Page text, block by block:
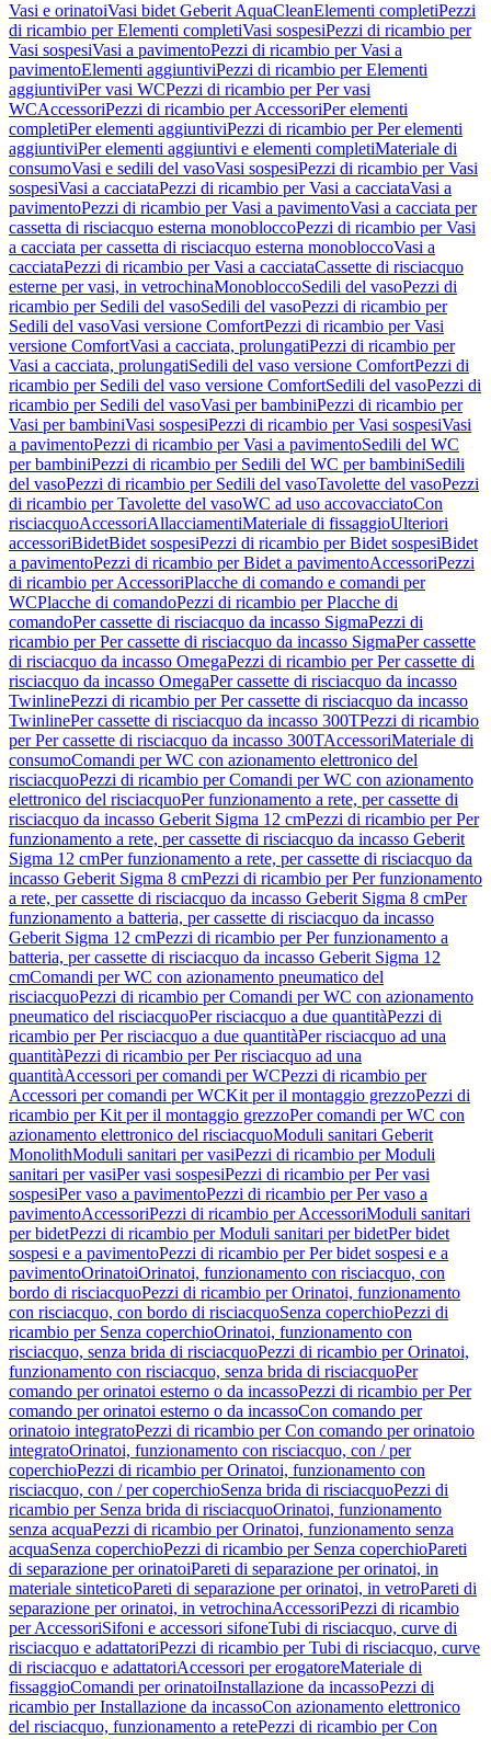
Vasi e orinatoiVasi bidet Geberit AquaCleanElementi completiPezzi
di ricambio per Elementi completiVasi sospesiPezzi di ricambio per
Vasi sospesiVasi a pavimentoPezzi di ricambio per Vasi a
pavimentoElementi aggiuntiviPezzi di ricambio per Elementi
aggiuntiviPer vasi WCPezzi di ricambio per Per vasi
WCAccessoriPezzi di ricambio per AccessoriPer elementi
completiPer elementi aggiuntiviPezzi di ricambio per Per elementi
aggiuntiviPer elementi aggiuntivi e elementi completiMateriale di
consumoVasi e sedili del vasoVasi sospesiPezzi di ricambio per Vasi
sospesiVasi a cacciataPezzi di ricambio per Vasi a cacciataVasi a
pavimentoPezzi di ricambio per Vasi a pavimentoVasi a cacciata per
cassetta di risciacquo esterna monobloccoPezzi di ricambio per Vasi
a cacciata per cassetta di risciacquo esterna monobloccoVasi a
cacciataPezzi di ricambio per Vasi a cacciataCassette di risciacquo
esterne per vasi, in vetrochinaMonobloccoSedili del vasoPezzi di
ricambio per Sedili del vasoSedili del vasoPezzi di ricambio per
Sedili del vasoVasi versione ComfortPezzi di ricambio per Vasi
versione ComfortVasi a cacciata, prolungatiPezzi di ricambio per
Vasi a cacciata, prolungatiSedili del vaso versione ComfortPezzi di
ricambio per Sedili del vaso versione ComfortSedili del vasoPezzi di
ricambio per Sedili del vasoVasi per bambiniPezzi di ricambio per
Vasi per bambiniVasi sospesiPezzi di ricambio per Vasi sospesiVasi
a pavimentoPezzi di ricambio per Vasi a pavimentoSedili del WC
per bambiniPezzi di ricambio per Sedili del WC per bambiniSedili
del vasoPezzi di ricambio per Sedili del vasoTavolette del vasoPezzi
di ricambio per Tavolette del vasoWC ad uso accovacciatoCon
risciacquoAccessoriAllacciamentiMateriale di fissaggioUlteriori
accessoriBidetBidet sospesiPezzi di ricambio per Bidet sospesiBidet
a pavimentoPezzi di ricambio per Bidet a pavimentoAccessoriPezzi
di ricambio per AccessoriPlacche di comando e comandi per
WCPlacche di comandoPezzi di ricambio per Placche di
comandoPer cassette di risciacquo da incasso SigmaPezzi di
ricambio per Per cassette di risciacquo da incasso SigmaPer cassette
di risciacquo da incasso OmegaPezzi di ricambio per Per cassette di
risciacquo da incasso OmegaPer cassette di risciacquo da incasso
TwinlinePezzi di ricambio per Per cassette di risciacquo da incasso
TwinlinePer cassette di risciacquo da incasso 300TPezzi di ricambio
per Per cassette di risciacquo da incasso 300TAccessoriMateriale di
consumoComandi per WC con azionamento elettronico del
risciacquoPezzi di ricambio per Comandi per WC con azionamento
elettronico del risciacquoPer funzionamento a rete, per cassette di
risciacquo da incasso Geberit Sigma 12 cmPezzi di ricambio per Per
funzionamento a rete, per cassette di risciacquo da incasso Geberit
Sigma 12 cmPer funzionamento a rete, per cassette di risciacquo da
incasso Geberit Sigma 8 cmPezzi di ricambio per Per funzionamento
a rete, per cassette di risciacquo da incasso Geberit Sigma 8 cmPer
funzionamento a batteria, per cassette di risciacquo da incasso
Geberit Sigma 12 cmPezzi di ricambio per Per funzionamento a
batteria, per cassette di risciacquo da incasso Geberit Sigma 12
cmComandi per WC con azionamento pneumatico del
risciacquoPezzi di ricambio per Comandi per WC con azionamento
pneumatico del risciacquoPer risciacquo a due quantitàPezzi di
ricambio per Per risciacquo a due quantitàPer risciacquo ad una
quantitàPezzi di ricambio per Per risciacquo ad una
quantitàAccessori per comandi per WCPezzi di ricambio per
Accessori per comandi per WCKit per il montaggio grezzoPezzi di
ricambio per Kit per il montaggio grezzoPer comandi per WC con
azionamento elettronico del risciacquoModuli sanitari Geberit
MonolithModuli sanitari per vasiPezzi di ricambio per Moduli
sanitari per vasiPer vasi sospesiPezzi di ricambio per Per vasi
sospesiPer vaso a pavimentoPezzi di ricambio per Per vaso a
pavimentoAccessoriPezzi di ricambio per AccessoriModuli sanitari
per bidetPezzi di ricambio per Moduli sanitari per bidetPer bidet
sospesi e a pavimentoPezzi di ricambio per Per bidet sospesi e a
pavimentoOrinatoiOrinatoi, funzionamento con risciacquo, con
bordo di risciacquoPezzi di ricambio per Orinatoi, funzionamento
con risciacquo, con bordo di risciacquoSenza coperchioPezzi di
ricambio per Senza coperchioOrinatoi, funzionamento con
risciacquo, senza brida di risciacquoPezzi di ricambio per Orinatoi,
funzionamento con risciacquo, senza brida di risciacquoPer
comando per orinatoi esterno o da incassoPezzi di ricambio per Per
comando per orinatoi esterno o da incassoCon comando per
orinatoio integratoPezzi di ricambio per Con comando per orinatoio
integratoOrinatoi, funzionamento con risciacquo, con / per
coperchioPezzi di ricambio per Orinatoi, funzionamento con
risciacquo, con / per coperchioSenza brida di risciacquoPezzi di
ricambio per Senza brida di risciacquoOrinatoi, funzionamento
senza acquaPezzi di ricambio per Orinatoi, funzionamento senza
acquaSenza coperchioPezzi di ricambio per Senza coperchioPareti
di separazione per orinatoiPareti di separazione per orinatoi, in
materiale sinteticoPareti di separazione per orinatoi, in vetroPareti di
separazione per orinatoi, in vetrochinaAccessoriPezzi di ricambio
per AccessoriSifoni e accessori sifoneTubi di risciacquo, curve di
risciacquo e adattatoriPezzi di ricambio per Tubi di risciacquo, curve
di risciacquo e adattatoriAccessori per erogatoreMateriale di
fissaggioComandi per orinatoiInstallazione da incassoPezzi di
ricambio per Installazione da incassoCon azionamento elettronico
del risciacquo, funzionamento a retePezzi di ricambio per Con